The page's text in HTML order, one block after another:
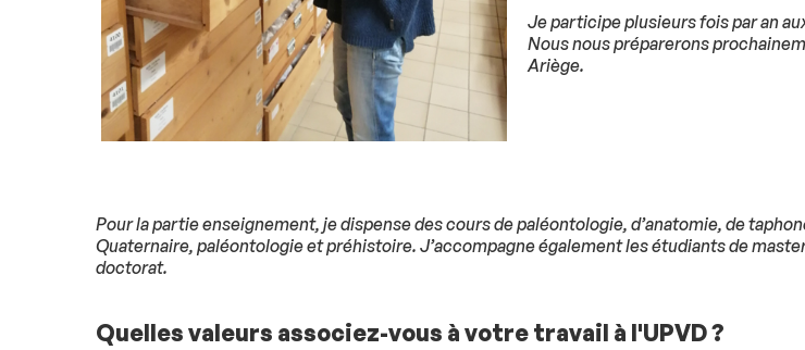
Je participe plusieurs fois par an
Nous nous préparerons
Ariège.
Pour la partie enseignement, je dispense des cours de paléontologie, d’anatomie, de
Quaternaire, paléontologie et préhistoire. J’accompagne également les étudiants de
doctorat.
Quelles valeurs associez-vous à votre travail à l'UPVD ?